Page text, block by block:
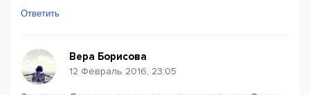
Ответить
Вера Борисова
12 Февраль 2016, 23:05